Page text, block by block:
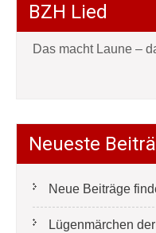
BZH Lied
Das macht Laune –
Neueste
Neue Beiträge
Lügenmärchen